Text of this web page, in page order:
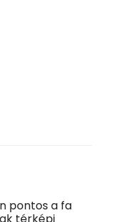
pontos a fa